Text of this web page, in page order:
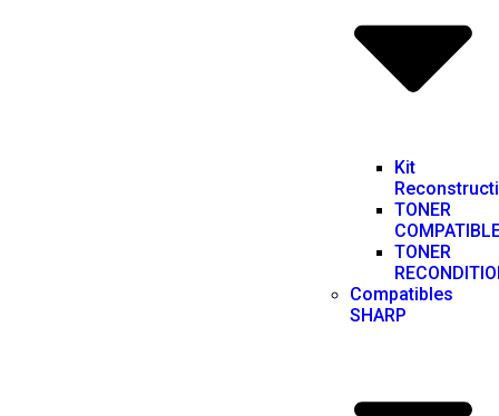
Kit
TONER
TONER
Compatibles
SHARP